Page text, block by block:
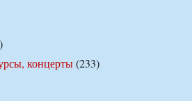
концерты(233)